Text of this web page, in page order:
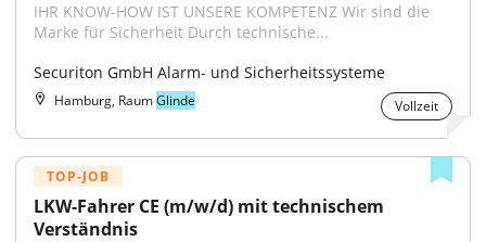
IHR KNOW-HOW IST UNSERE KOMPETENZ Wir sind die
Marke für Sicherheit Durch technische...
Securiton GmbH Alarm- und Sicherheitssysteme
Hamburg, RaumGlinde Vollzeit
TOP-JOB
LKW-Fahrer CE (m/w/d) mit technischem
Verständnis